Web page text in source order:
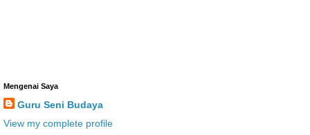
Mengenai Saya
Guru Seni Budaya
View my complete profile